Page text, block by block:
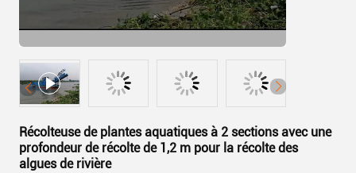
Récolteuse de plantes aquatiques à 2 sections avec une
profondeur de récolte de 1,2 m pour la récolte des
algues de rivière